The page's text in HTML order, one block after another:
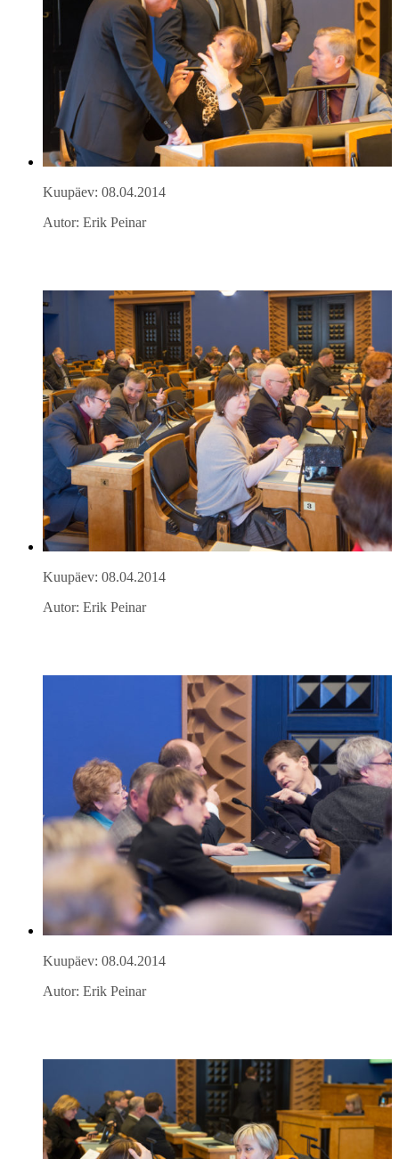
Kuupäev: 08.04.2014
Autor: Erik Peinar
Kuupäev: 08.04.2014
Autor: Erik Peinar
Kuupäev: 08.04.2014
Autor: Erik Peinar